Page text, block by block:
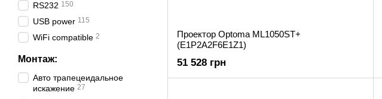
Проектор Optoma ML1050ST+
(E1P2A2F6E1Z1)
51 528 грн
RS232 150
USB power 115
WiFi compatible 2
Монтаж:
Авто трапецеидальное
искажение 27